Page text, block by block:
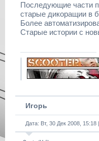
Последующие части
старые дикоращии в
Более
Старые истории с
Игорь
Дата: Вт, 30 Дек 2008,